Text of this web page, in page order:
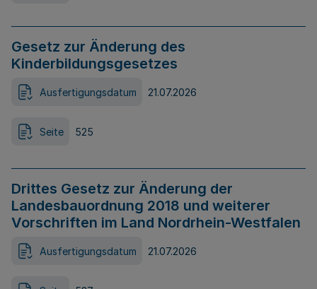
Gesetz zur Änderung des
Kinderbildungsgesetzes
Ausfertigungsdatum 21.07.2026
Seite 525
Drittes Gesetz zur Änderung der
Landesbauordnung 2018 und weiterer
Vorschriften im Land Nordrhein-Westfalen
Ausfertigungsdatum 21.07.2026